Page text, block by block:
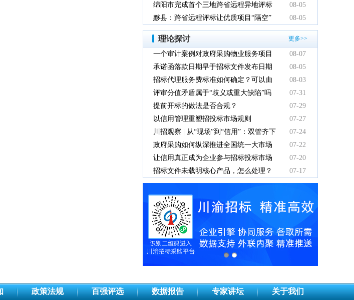
领域系统整治典型案例
绵阳市完成首个三地跨省远程异地评标
项目
08-05
黟县：跨省远程评标让优质项目“隔空”
落地
08-05
理论探讨 更多>>
一个审计案例对政府采购物业服务项目
的警示
08-07
承诺函落款日期早于招标文件发布日期
有效吗
08-05
招标代理服务费标准如何确定？可以由
中标人支付吗？
08-03
评审分值矛盾属于“歧义或重大缺陷”吗
07-31
提前开标的做法是否合规？
07-29
以信用管理重塑招投标市场规则
07-27
川招观察 | 从“现场”到“信用”：双管齐下
重塑招投标新秩序
07-24
政府采购如何纵深推进全国统一大市场
建设
07-22
让信用真正成为企业参与招标投标市场
竞争的“通行证”
07-20
招标文件未载明核心产品，怎么处理？
07-17
政策法规 百强评选 数据报告 专家讲坛 关于我们